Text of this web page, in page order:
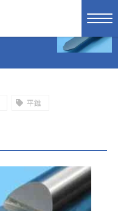
平錐